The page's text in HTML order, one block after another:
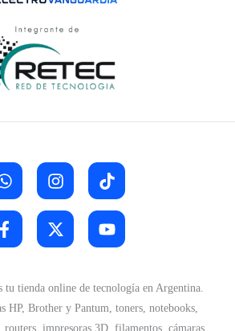
tu tienda online de tecnología en Argentina.
HP, Brother y Pantum, toners, notebooks,
routers, impresoras 3D, filamentos, cámaras